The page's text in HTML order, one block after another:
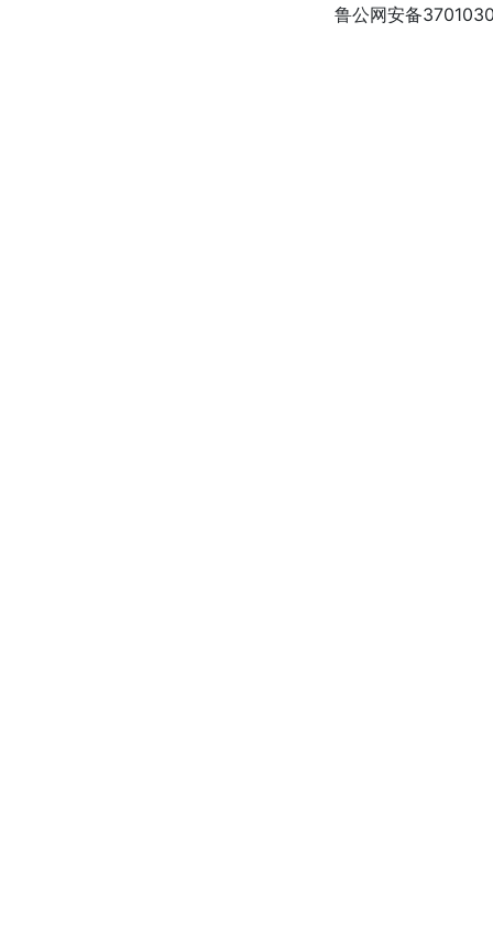
鲁公网安备